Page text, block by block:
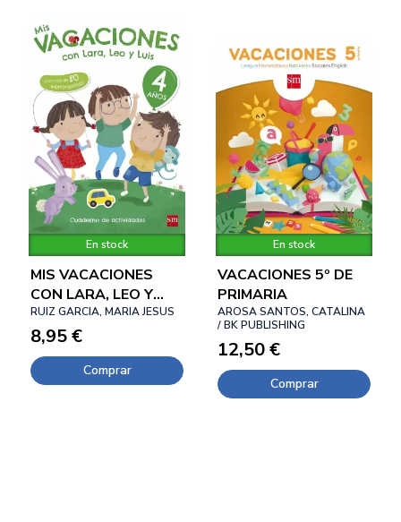
En stock
MIS VACACIONES
CON LARA, LEO Y
LUIS 4 AÑOS
RUIZ GARCIA, MARIA JESUS
8,95 €
Comprar
En stock
VACACIONES 5º DE
PRIMARIA
AROSA SANTOS, CATALINA
/ BK PUBLISHING
12,50 €
Comprar